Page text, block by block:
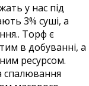
у нас під
3% суші, а
Торф є
в добуванні, а
ресурсом.
спалювання